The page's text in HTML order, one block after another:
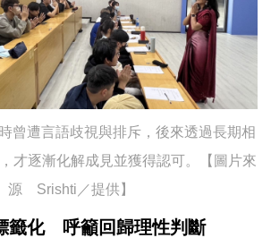
曾遭言語歧視與排斥，後來透過長期相
才逐漸化解成見並獲得認可。【圖片來
源 Srishti／提供】
籤化 呼籲回歸理性判斷